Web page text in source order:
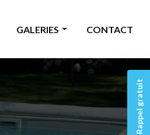
Rappel gratuit
GALERIES
Spas
Équipements
CONTACT